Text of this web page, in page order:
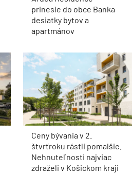
prinesie do obce Banka
desiatky bytov a
apartmánov
Ceny bývania v 2.
štvrťroku rástli pomalšie.
Nehnuteľnosti najviac
zdraželi v Košickom kraji